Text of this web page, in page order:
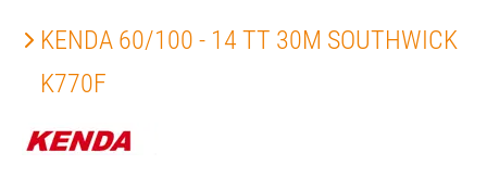
KENDA 60/100 - 14 TT 30M SOUTHWICK
K770F